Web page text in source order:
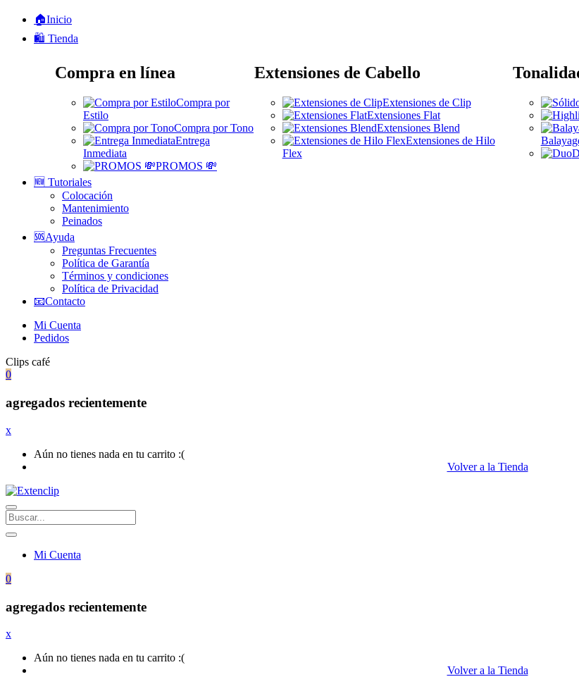
🏠Inicio
🛍️ Tienda
Compra en línea
Compra por
Estilo
Compra por Tono
Entrega
Inmediata
PROMOS 💸
Extensiones de Cabello
Extensiones de Clip
Extensiones Flat
Extensiones Blend
Extensiones de Hilo
Flex
🆕 Tutoriales
Colocación
Mantenimiento
Peinados
🆘Ayuda
Preguntas Frecuentes
Política de Garantía
Términos y condiciones
Política de Privacidad
📧Contacto
Mi Cuenta
Pedidos
Clips café
0
agregados recientemente
x
Aún no tienes nada en tu carrito :(
Volver a la Tienda
Mi Cuenta
0
agregados recientemente
x
Aún no tienes nada en tu carrito :(
Volver a la Tienda